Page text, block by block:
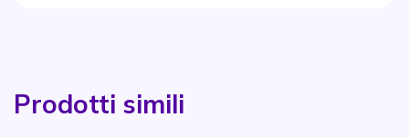
Prodotti simili